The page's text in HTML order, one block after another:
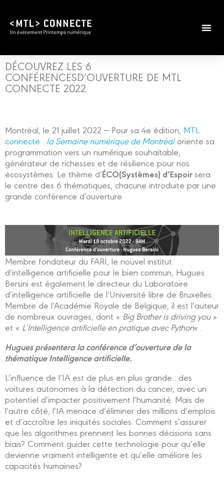
DÉCOUVREZ LES 6
CONFÉRENCESD’OUVERTURE DE MTL
CONNECTE 2022
Montréal, le 21 juillet 2022 ― Pour sa 4e édition, MTL
connecte : la Semaine numérique de Montréaloriente sa
programmation vers un numérique souhaitable,
générateur de richesses et de résilience pour nos
écosystèmes. Le thème d’ÉCO(Systèmes) d’Espoirsera
le centre des 6 thématiques, chacune introduite par une
grande conférence d’ouverture.
Membre fondateur du FARI, le nouvel institut
d’intelligence artificielle pour le bien commun, Hugues
Bersini est également le directeur du Laboratoire
d’intelligence artificielle de l’Université libre de Bruxelles.
Membre de l’Académie Royale de Belgique, il est l’auteur
de nombreux ouvrages, dont « Big Brother is driving you»
et « L’Intelligence artificielle en pratique avec Python« .
Hugues présentera la conférence d’ouverture de la
thématique Intelligence artificielle.
L’influence de l’IA est de plus en plus grande : des
voitures autonomes à la détection du cancer, avec un
potentiel d’impacter positivement l’humanité. Mais de
l’autre côté, l’IA menace d’éliminer des millions d’emplois
et d’accroître les iniquités sociales. Comment s’assurer
que les algorithmes prennent les bonnes décisions sans
biais? Comment guider cette technologie pour qu’elle
devienne vraiment intelligente et qu’elle améliore les
capacités humaines?